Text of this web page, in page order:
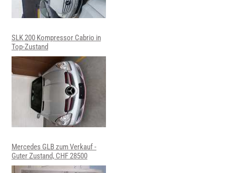
SLK 200 Kompressor Cabrio in
Top-Zustand
Mercedes GLB zum Verkauf -
Guter Zustand, CHF 28500